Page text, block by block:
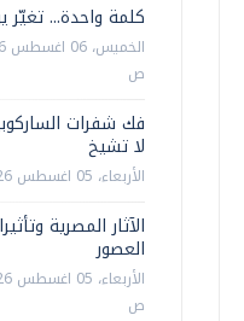
كلمة واحدة... تغيّر
ص
فك شفرات
لا تشيخ
الأربعاء، 05 اغسطس 2026 12:00 م
الآثار المصرية
العصور
ص